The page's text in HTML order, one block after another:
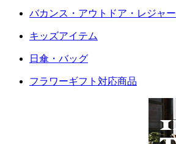
バカンス・アウトドア・レジャー
キッズアイテム
日傘・バッグ
フラワーギフト対応商品